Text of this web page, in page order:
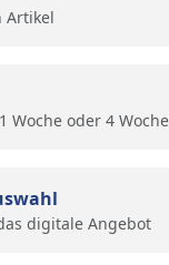
Artikel
Woche oder 4
digitale Angebot